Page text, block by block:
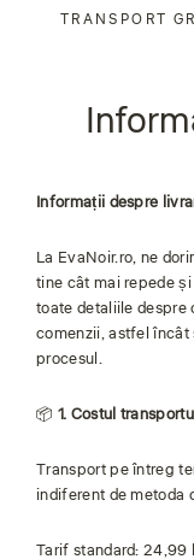
TRANSPORT
Informații despre
La EvaNoir.ro, ne
tine cât mai repede
toate detaliile
comenzii, astfel
procesul.
📦 1. Costul
Transport pe întreg
indiferent de metoda
Tarif standard: 24,99